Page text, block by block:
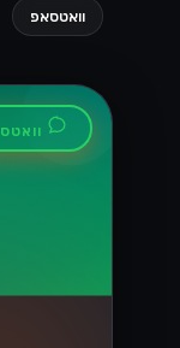
וואטסאפ